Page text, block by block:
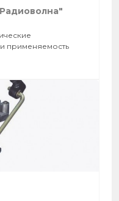
применяемость